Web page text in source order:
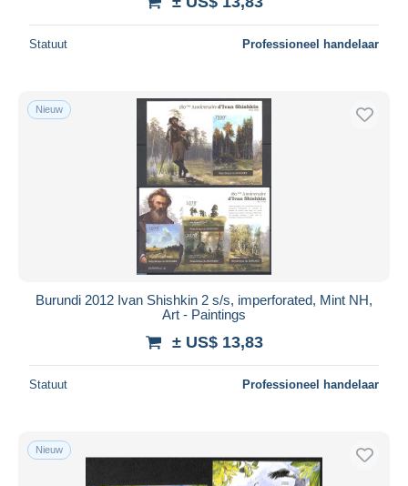
Statuut Professioneel handelaar
Nieuw
Burundi 2012 Ivan Shishkin 2 s/s, imperforated, Mint NH,
Art - Paintings
± US$ 13,83
Statuut Professioneel handelaar
Nieuw